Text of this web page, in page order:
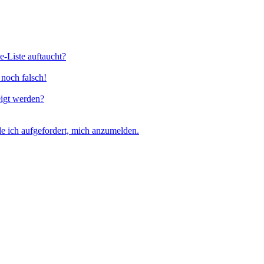
Liste auftaucht?
falsch!
werden?
ich aufgefordert, mich anzumelden.